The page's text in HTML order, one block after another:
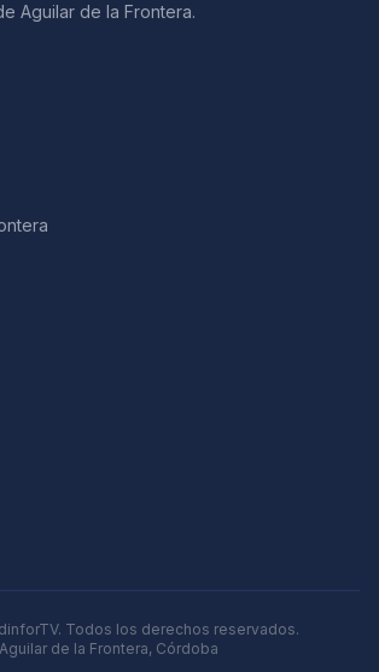
Aguilar de la Frontera.
Todos los derechos reservados.
Aguilar de la Frontera, Córdoba